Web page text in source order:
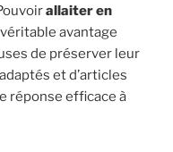
allaiter en
avantage
de préserver leur
et d’articles
réponse efficace à